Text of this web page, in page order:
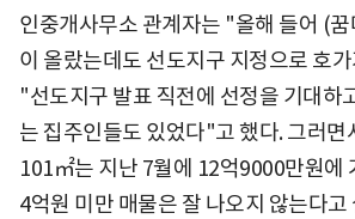
인중개사무소 관계자는 "올해 들어 (
이 올랐는데도 선도지구 지정으로 호
"선도지구 발표 직전에 선정을 기대하
는 집주인들도 있었다"고 했다. 그러면
101㎡는 지난 7월에 12억9000만원에
4억원 미만 매물은 잘 나오지 않는다고